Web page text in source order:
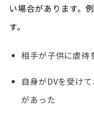
い場合があります。
す。
相手が子供に虐待
自身がDVを受け
があった